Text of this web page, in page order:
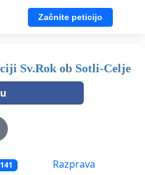
Začnite peticijo
Sv.Rok ob Sotli-Celje
141
Razprava